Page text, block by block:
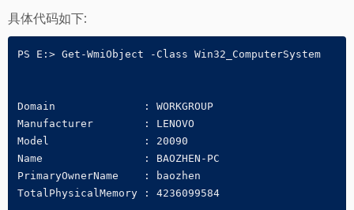
具体代码如下:
PS E:> Get-WmiObject -Class Win32_ComputerSystem
Domain              : WORKGROUP
Manufacturer        : LENOVO
Model               : 20090
Name                : BAOZHEN-PC
PrimaryOwnerName    : baozhen
TotalPhysicalMemory : 4236099584